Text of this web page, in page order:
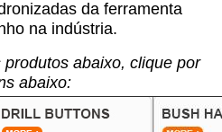
da ferramenta
na indústria.
abaixo, clique por
abaixo: